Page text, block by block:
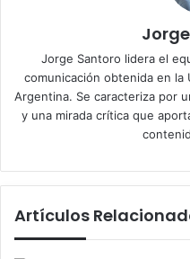
Jorge Santoro lidera el
comunicación obtenida en la
Argentina. Se caracteriza por
y una mirada crítica que
Artículos